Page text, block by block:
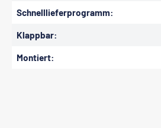
Schnelllieferprogramm:
Klappbar:
Montiert: